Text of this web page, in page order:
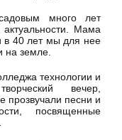
много лет
Мама
в 40 лет мы для нее
на земле.
технологии и
вечер,
песни и
посвященные